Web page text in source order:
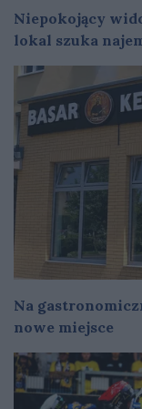
Niepokojący
lokal szuka
Na
nowe miejsce